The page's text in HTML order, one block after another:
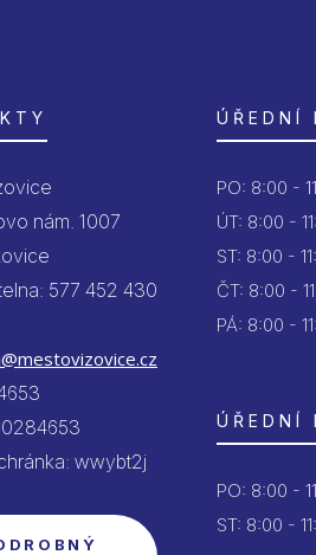
nám. 1007
577 452 430
wwybt2j
ÚŘEDNÍ
PO: 8:00 -
ÚT: 8:00 -
ST: 8:00 -
ČT: 8:00 -
PÁ: 8:00 -
ÚŘEDNÍ
PO: 8:00 -
ST: 8:00 -